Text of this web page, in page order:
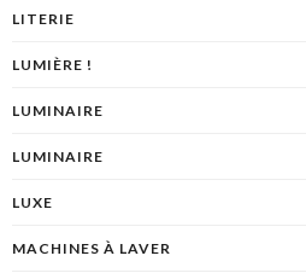
LITERIE
LUMIÈRE !
LUMINAIRE
LUMINAIRE
LUXE
MACHINES À LAVER